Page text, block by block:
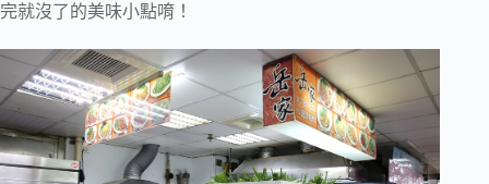
完就沒了的美味小點唷！